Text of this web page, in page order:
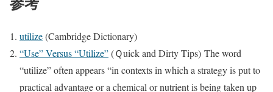
utilize(Cambridge Dictionary)
“Use” Versus “Utilize”(Ｑuick and Dirty Tips) The word
“utilize” often appears “in contexts in which a strategy is put to
practical advantage or a chemical or nutrient is being taken up